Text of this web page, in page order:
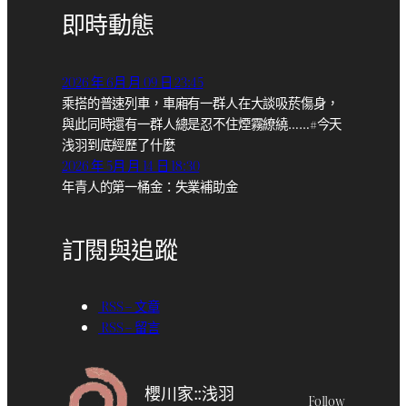
即時動態
2026 年 6月 月 09 日 23:45
乘搭的普速列車，車廂有一群人在大談吸菸傷身，
與此同時還有一群人總是忍不住煙霧繚繞……#今天
浅羽到底經歷了什麼
2026 年 5月 月 14 日 18:30
年青人的第一桶金：失業補助金
訂閱與追蹤
RSS – 文章
RSS – 留言
櫻川家::浅羽 Follow